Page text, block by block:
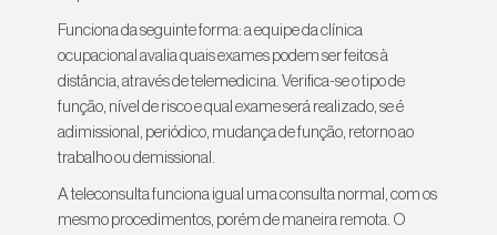
Funciona da seguinte forma: a equipe da clínica
ocupacional avalia quais exames podem ser feitos à
distância, através de telemedicina. Verifica-se o tipo de
função, nível de risco e qual exame será realizado, se é
adimissional, periódico, mudança de função, retorno ao
trabalho ou demissional.
A teleconsulta funciona igual uma consulta normal, com os
mesmo procedimentos, porém de maneira remota. O